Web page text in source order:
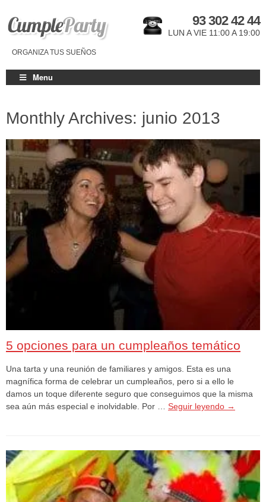
ORGANIZA TUS SUEÑOS
93 302 42 44
LUN A VIE 11:00 A 19:00
Menu
Monthly Archives: junio 2013
5 opciones para un cumpleaños temático
Una tarta y una reunión de familiares y amigos. Esta es una
magnífica forma de celebrar un cumpleaños, pero si a ello le
damos un toque diferente seguro que conseguimos que la misma
sea aún más especial e inolvidable. Por … Seguir leyendo →